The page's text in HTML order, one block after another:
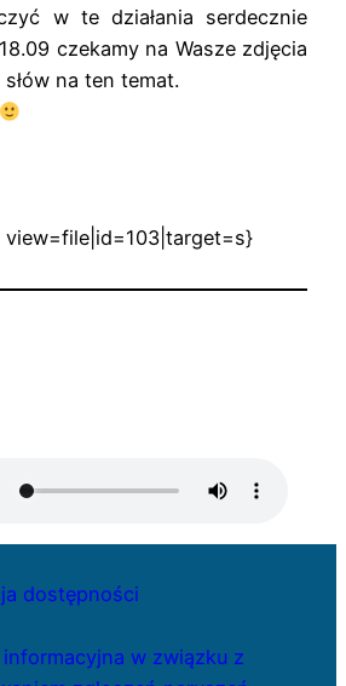
w te działania serdecznie
czekamy na Wasze zdjęcia
na ten temat.
dostępności
informacyjna w związku z